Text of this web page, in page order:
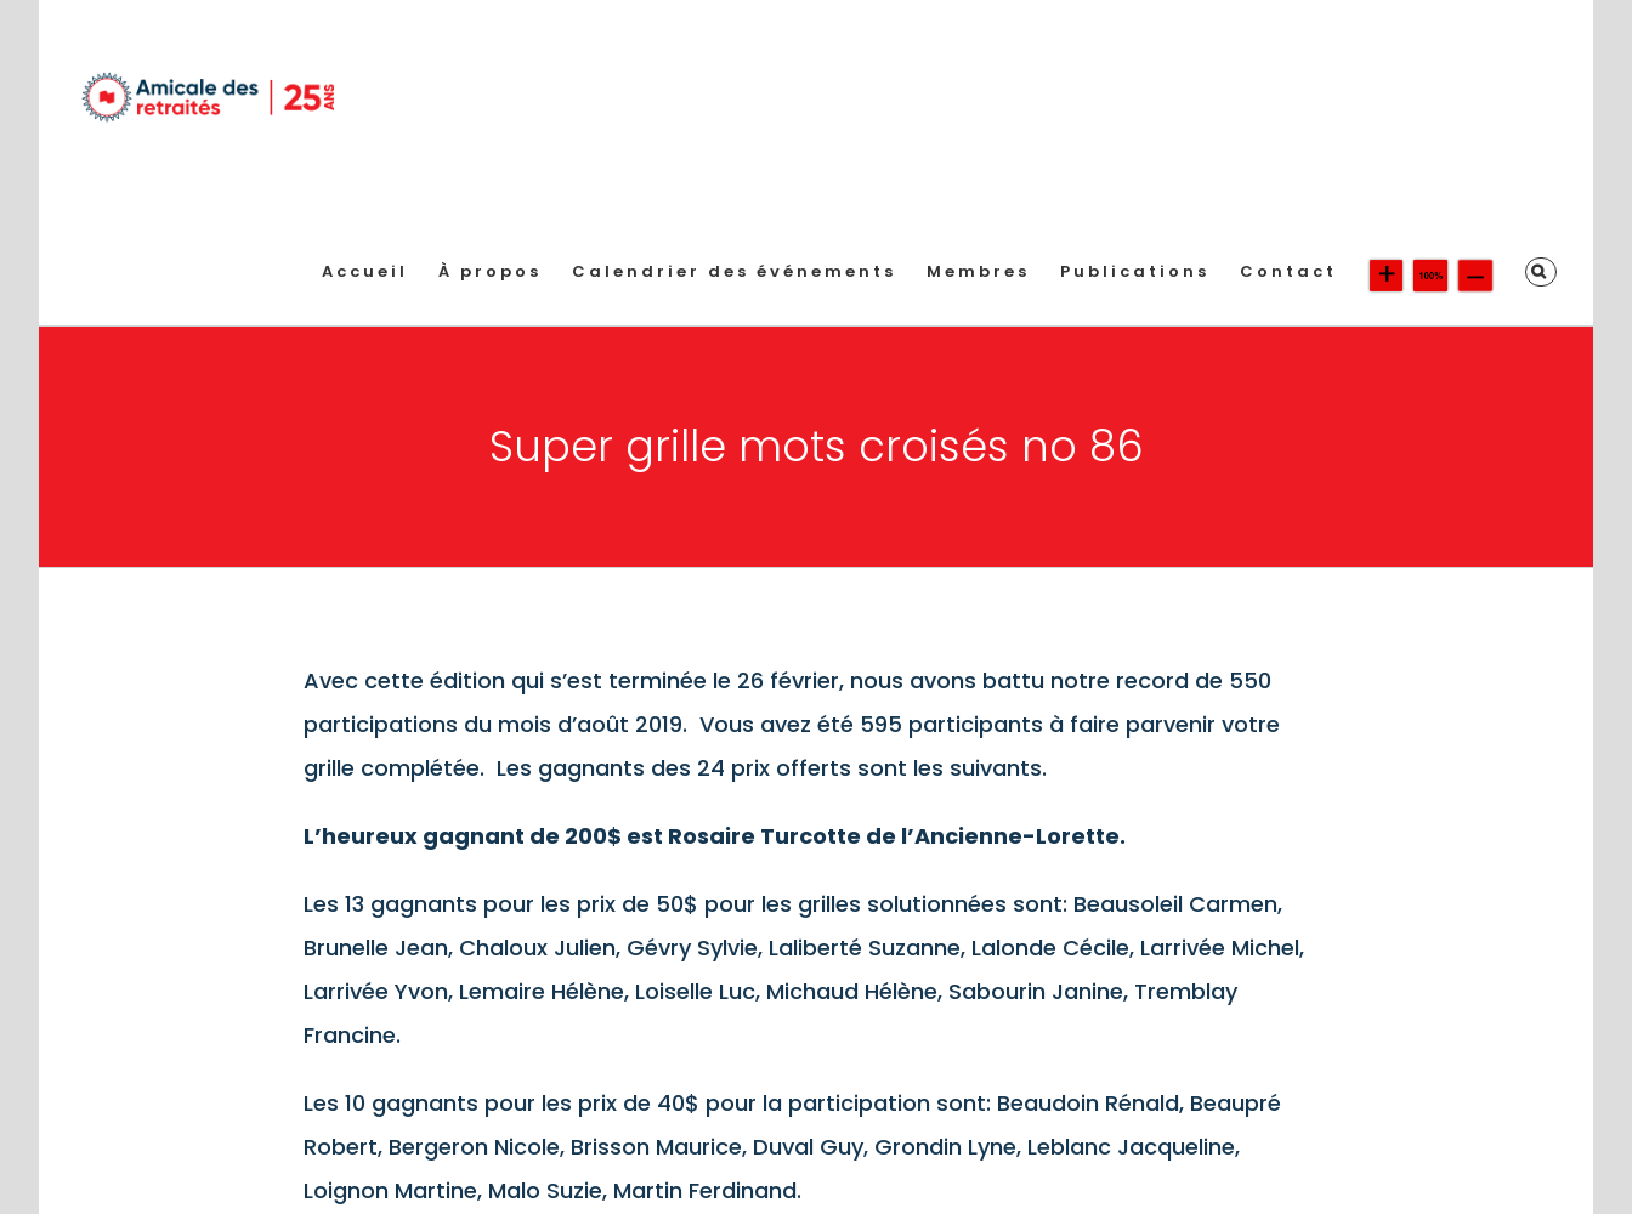
contenu
Accueil À propos Calendrier des événements Membres Publications Contact
Super grille mots croisés no 86
Avec cette édition qui s’est terminée le 26 février, nous avons battu notre record de 550
participations du mois d’août 2019. Vous avez été 595 participants à faire parvenir votre
grille complétée. Les gagnants des 24 prix offerts sont les suivants.
L’heureux gagnant de 200$ est Rosaire Turcotte de l’Ancienne-Lorette.
Les 13 gagnants pour les prix de 50$ pour les grilles solutionnées sont: Beausoleil Carmen,
Brunelle Jean, Chaloux Julien, Gévry Sylvie, Laliberté Suzanne, Lalonde Cécile, Larrivée Michel,
Larrivée Yvon, Lemaire Hélène, Loiselle Luc, Michaud Hélène, Sabourin Janine, Tremblay
Francine.
Les 10 gagnants pour les prix de 40$ pour la participation sont: Beaudoin Rénald, Beaupré
Robert, Bergeron Nicole, Brisson Maurice, Duval Guy, Grondin Lyne, Leblanc Jacqueline,
Loignon Martine, Malo Suzie, Martin Ferdinand.